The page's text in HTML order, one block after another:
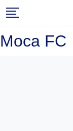
to
Moca FC